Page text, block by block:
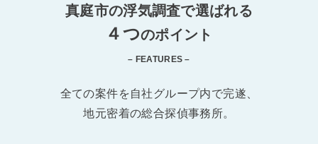
真庭市の浮気調査で選ばれる
４つのポイント
– FEATURES –
全ての案件を自社グループ内で完遂、
地元密着の総合探偵事務所。